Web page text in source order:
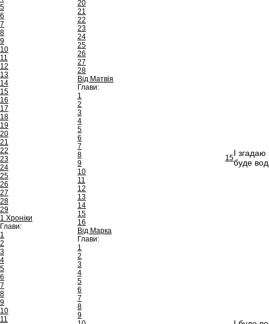
5
6
7
8
9
10
11
12
13
14
15
16
17
18
19
20
21
22
23
24
25
26
27
28
29
1 Хроніки
Глави:
1
2
3
4
5
6
7
8
9
10
11
20
21
22
23
24
25
26
27
28
Від Матвія
Глави:
1
2
3
4
5
6
7
8
9
10
11
12
13
14
15
16
Від Марка
Глави:
1
2
3
4
5
6
7
8
9
15І
буде